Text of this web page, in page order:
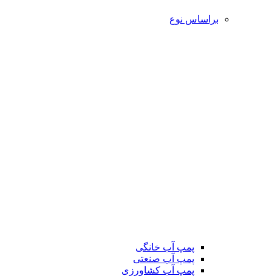
براساس نوع
پمپ آب خانگی
پمپ آب صنعتی
پمپ آب کشاورزی